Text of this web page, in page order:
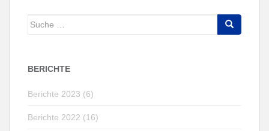
Suche
BERICHTE
Berichte 2023 (6)
Berichte 2022 (16)